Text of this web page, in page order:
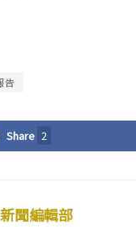
告
Share 2
新聞編輯部